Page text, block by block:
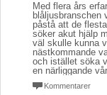
Med flera års
blåljusbranschen
påstå att de
söker akut hjälp
väl skulle kunna
nästkommande
och istället söka
en närliggande
Kommentarer